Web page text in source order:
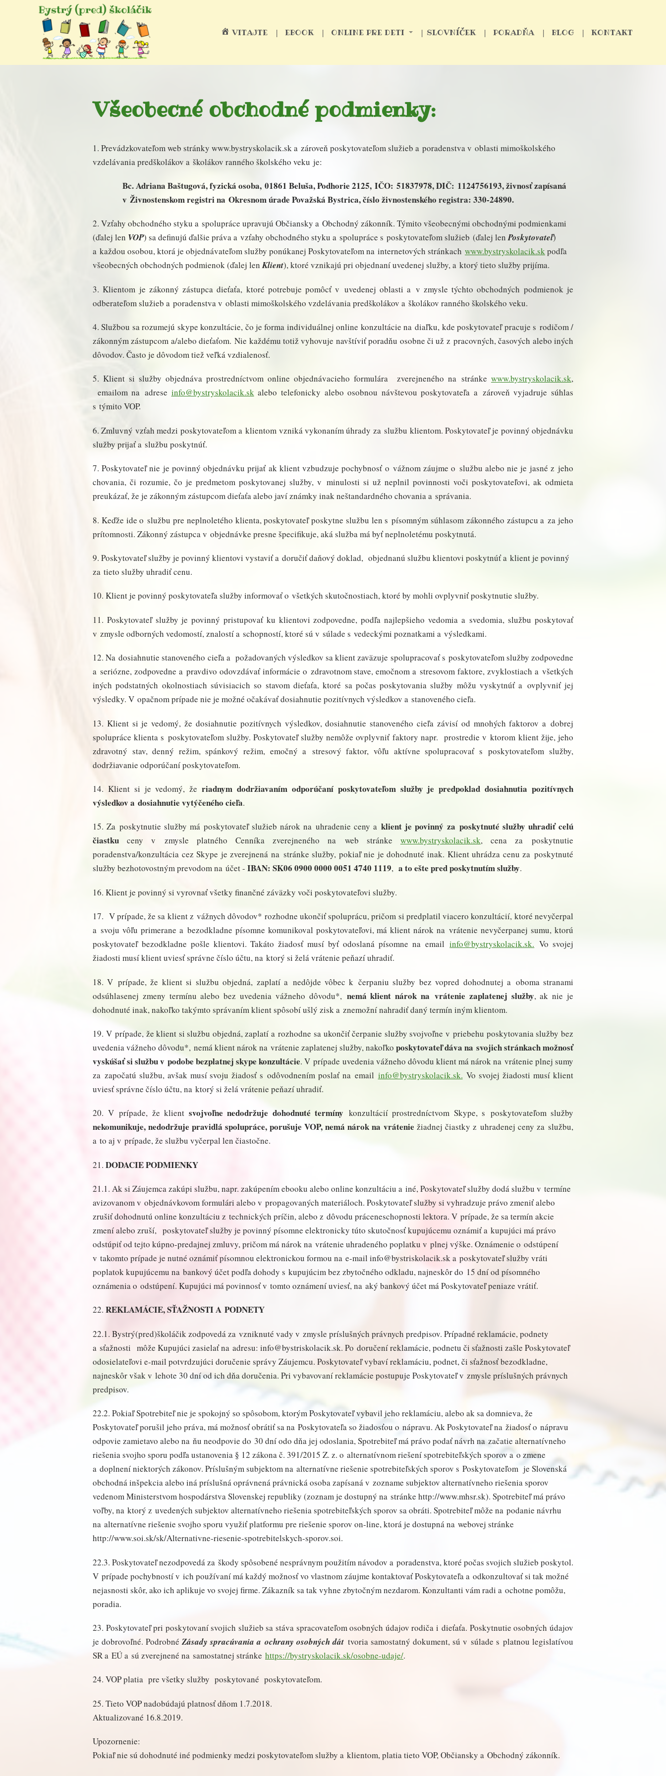
VITAJTE EBOOK ONLINE PRE DETI SLOVNÍČEK PORADŇA BLOG KONTAKT
Všeobecné obchodné podmienky:
1. Prevádzkovateľom web stránky www.bystryskolacik.sk a zároveň poskytovateľom služieb a poradenstva v oblasti mimoškolského
vzdelávania predškolákov a školákov ranného školského veku je:
Bc. Adriana Baštugová, fyzická osoba, 01861 Beluša, Podhorie 2125, IČO: 51837978, DIČ: 1124756193, živnosť zapísaná
v Živnostenskom registri na Okresnom úrade Považská Bystrica, číslo živnostenského registra: 330-24890.
2. Vzťahy obchodného styku a spolupráce upravujú Občiansky a Obchodný zákonník. Týmito všeobecnými obchodnými podmienkami
(ďalej len VOP) sa definujú ďalšie práva a vzťahy obchodného styku a spolupráce s poskytovateľom služieb (ďalej lenPoskytovateľ)
a každou osobou, ktorá je objednávateľom služby ponúkanej Poskytovateľom na internetových stránkach www.bystryskolacik.skpodľa
všeobecných obchodných podmienok (ďalej lenKlient), ktoré vznikajú pri objednaní uvedenej služby, a ktorý tieto služby prijíma.
3. Klientom je zákonný zástupca dieťaťa, ktoré potrebuje pomôcť v uvedenej oblasti a v zmysle týchto obchodných podmienok je
odberateľom služieb a poradenstva v oblasti mimoškolského vzdelávania predškolákov a školákov ranného školského veku.
4. Službou sa rozumejú skype konzultácie, čo je forma individuálnej online konzultácie na diaľku, kde poskytovateľ pracuje s rodičom /
zákonným zástupcom a/alebo dieťaťom. Nie každému totiž vyhovuje navštíviť poradňu osobne či už z pracovných, časových alebo iných
dôvodov. Často je dôvodom tiež veľká vzdialenosť.
5. Klient si služby objednáva prostredníctvom online objednávacieho formulára zverejneného na stránke www.bystryskolacik.sk,
emailom na adrese info@bystryskolacik.skalebo telefonicky alebo osobnou návštevou poskytovateľa a zároveň vyjadruje súhlas
s týmito VOP.
6. Zmluvný vzťah medzi poskytovateľom a klientom vzniká vykonaním úhrady za službu klientom. Poskytovateľ je povinný objednávku
služby prijať a službu poskytnúť.
7. Poskytovateľ nie je povinný objednávku prijať ak klient vzbudzuje pochybnosť o vážnom záujme o službu alebo nie je jasné z jeho
chovania, či rozumie, čo je predmetom poskytovanej služby, v minulosti si už neplnil povinnosti voči poskytovateľovi, ak odmieta
preukázať, že je zákonným zástupcom dieťaťa alebo javí známky inak neštandardného chovania a správania.
8. Keďže ide o službu pre neplnoletého klienta, poskytovateľ poskytne službu len s písomným súhlasom zákonného zástupcu a za jeho
prítomnosti. Zákonný zástupca v objednávke presne špecifikuje, aká služba má byť neplnoletému poskytnutá.
9. Poskytovateľ služby je povinný klientovi vystaviť a doručiť daňový doklad, objednanú službu klientovi poskytnúť a klient je povinný
za tieto služby uhradiť cenu.
10. Klient je povinný poskytovateľa služby informovať o všetkých skutočnostiach, ktoré by mohli ovplyvniť poskytnutie služby.
11. Poskytovateľ služby je povinný pristupovať ku klientovi zodpovedne, podľa najlepšieho vedomia a svedomia, službu poskytovať
v zmysle odborných vedomostí, znalostí a schopností, ktoré sú v súlade s vedeckými poznatkami a výsledkami.
12. Na dosiahnutie stanoveného cieľa a požadovaných výsledkov sa klient zaväzuje spolupracovať s poskytovateľom služby zodpovedne
a seriózne, zodpovedne a pravdivo odovzdávať informácie o zdravotnom stave, emočnom a stresovom faktore, zvyklostiach a všetkých
iných podstatných okolnostiach súvisiacich so stavom dieťaťa, ktoré sa počas poskytovania služby môžu vyskytnúť a ovplyvniť jej
výsledky. V opačnom prípade nie je možné očakávať dosiahnutie pozitívnych výsledkov a stanoveného cieľa.
13. Klient si je vedomý, že dosiahnutie pozitívnych výsledkov, dosiahnutie stanoveného cieľa závisí od mnohých faktorov a dobrej
spolupráce klienta s poskytovateľom služby. Poskytovateľ služby nemôže ovplyvniť faktory napr. prostredie v ktorom klient žije, jeho
zdravotný stav, denný režim, spánkový režim, emočný a stresový faktor, vôľu aktívne spolupracovať s poskytovateľom služby,
dodržiavanie odporúčaní poskytovateľom.
14. Klient si je vedomý, žeriadnym dodržiavaním odporúčaní poskytovateľom služby je predpoklad dosiahnutia pozitívnych
výsledkov a dosiahnutie vytýčeného cieľa.
15. Za poskytnutie služby má poskytovateľ služieb nárok na uhradenie ceny aklient je povinný za poskytnuté služby uhradiť celú
čiastku ceny v zmysle platného Cenníka zverejneného na web stránke www.bystryskolacik.sk, cena za poskytnutie
poradenstva/konzultácia cez Skype je zverejnená na stránke služby, pokiaľ nie je dohodnuté inak. Klient uhrádza cenu za poskytnuté
služby bezhotovostným prevodom na účet - IBAN: SK06 0900 0000 0051 4740 1119, a to ešte pred poskytnutím služby.
16. Klient je povinný si vyrovnať všetky finančné záväzky voči poskytovateľovi služby.
17. V prípade, že sa klient z vážnych dôvodov* rozhodne ukončiť spoluprácu, pričom si predplatil viacero konzultácií, ktoré nevyčerpal
a svoju vôľu primerane a bezodkladne písomne komunikoval poskytovateľovi, má klient nárok na vrátenie nevyčerpanej sumu, ktorú
poskytovateľ bezodkladne pošle klientovi. Takáto žiadosť musí byť odoslaná písomne na emailinfo@bystryskolacik.sk. Vo svojej
žiadosti musí klient uviesť správne číslo účtu, na ktorý si želá vrátenie peňazí uhradiť.
18. V prípade, že klient si službu objedná, zaplatí a nedôjde vôbec k čerpaniu služby bez vopred dohodnutej a oboma stranami
odsúhlasenej zmeny termínu alebo bez uvedenia vážneho dôvodu*, nemá klient nárok na vrátenie zaplatenej služby, ak nie je
dohodnuté inak, nakoľko takýmto správaním klient spôsobí ušlý zisk a znemožní nahradiť daný termín iným klientom.
19. V prípade, že klient si službu objedná, zaplatí a rozhodne sa ukončiť čerpanie služby svojvoľne v priebehu poskytovania služby bez
uvedenia vážneho dôvodu*, nemá klient nárok na vrátenie zaplatenej služby, nakoľko poskytovateľ dáva na svojich stránkach možnosť
vyskúšať si službu v podobe bezplatnej skype konzultácie. V prípade uvedenia vážneho dôvodu klient má nárok na vrátenie plnej sumy
za započatú službu, avšak musí svoju žiadosť s odôvodnením poslať na email info@bystryskolacik.sk. Vo svojej žiadosti musí klient
uviesť správne číslo účtu, na ktorý si želá vrátenie peňazí uhradiť.
20. V prípade, že klient svojvoľne nedodržuje dohodnuté termíny konzultácií prostredníctvom Skype, s poskytovateľom služby
nekomunikuje, nedodržuje pravidlá spolupráce, porušuje VOP, nemá nárok na vrátenie žiadnej čiastky z uhradenej ceny za službu,
a to aj v prípade, že službu vyčerpal len čiastočne.
21. DODACIE PODMIENKY
21.1. Ak si Záujemca zakúpi službu, napr. zakúpením ebooku alebo online konzultáciu a iné, Poskytovateľ služby dodá službu v termíne
avizovanom v objednávkovom formulári alebo v propagovaných materiáloch. Poskytovateľ služby si vyhradzuje právo zmeniť alebo
zrušiť dohodnutú online konzultáciu z technických príčin, alebo z dôvodu práceneschopnosti lektora. V prípade, že sa termín akcie
zmení alebo zruší, poskytovateľ služby je povinný písomne elektronicky túto skutočnosť kupujúcemu oznámiť a kupujúci má právo
odstúpiť od tejto kúpno-predajnej zmluvy, pričom má nárok na vrátenie uhradeného poplatku v plnej výške. Oznámenie o odstúpení
v takomto prípade je nutné oznámiť písomnou elektronickou formou na e-mail info@bystriskolacik.sk a poskytovateľ služby vráti
poplatok kupujúcemu na bankový účet podľa dohody s kupujúcim bez zbytočného odkladu, najneskôr do 15 dní od písomného
oznámenia o odstúpení. Kupujúci má povinnosť v tomto oznámení uviesť, na aký bankový účet má Poskytovateľ peniaze vrátiť.
22. REKLAMÁCIE, SŤAŽNOSTI A PODNETY
22.1. Bystrý(pred)školáčik zodpovedá za vzniknuté vady v zmysle príslušných právnych predpisov. Prípadné reklamácie, podnety
a sťažnosti môže Kupujúci zasielať na adresu: info@bystriskolacik.sk. Po doručení reklamácie, podnetu či sťažnosti zašle Poskytovateľ
odosielateľovi e-mail potvrdzujúci doručenie správy Záujemcu. Poskytovateľ vybaví reklamáciu, podnet, či sťažnosť bezodkladne,
najneskôr však v lehote 30 dní od ich dňa doručenia. Pri vybavovaní reklamácie postupuje Poskytovateľ v zmysle príslušných právnych
predpisov.
22.2. Pokiaľ Spotrebiteľ nie je spokojný so spôsobom, ktorým Poskytovateľ vybavil jeho reklamáciu, alebo ak sa domnieva, že
Poskytovateľ porušil jeho práva, má možnosť obrátiť sa na Poskytovateľa so žiadosťou o nápravu. Ak Poskytovateľ na žiadosť o nápravu
odpovie zamietavo alebo na ňu neodpovie do 30 dní odo dňa jej odoslania, Spotrebiteľ má právo podať návrh na začatie alternatívneho
riešenia svojho sporu podľa ustanovenia § 12 zákona č. 391/2015 Z. z. o alternatívnom riešení spotrebiteľských sporov a o zmene
a doplnení niektorých zákonov. Príslušným subjektom na alternatívne riešenie spotrebiteľských sporov s Poskytovateľom je Slovenská
obchodná inšpekcia alebo iná príslušná oprávnená právnická osoba zapísaná v zozname subjektov alternatívneho riešenia sporov
vedenom Ministerstvom hospodárstva Slovenskej republiky (zoznam je dostupný na stránke http://www.mhsr.sk). Spotrebiteľ má právo
voľby, na ktorý z uvedených subjektov alternatívneho riešenia spotrebiteľských sporov sa obráti. Spotrebiteľ môže na podanie návrhu
na alternatívne riešenie svojho sporu využiť platformu pre riešenie sporov on-line, ktorá je dostupná na webovej stránke
http://www.soi.sk/sk/Alternativne-riesenie-spotrebitelskych-sporov.soi.
22.3. Poskytovateľ nezodpovedá za škody spôsobené nesprávnym použitím návodov a poradenstva, ktoré počas svojich služieb poskytol.
V prípade pochybností v ich používaní má každý možnosť vo vlastnom záujme kontaktovať Poskytovateľa a odkonzultovať si tak možné
nejasnosti skôr, ako ich aplikuje vo svojej firme. Zákazník sa tak vyhne zbytočným nezdarom. Konzultanti vám radi a ochotne pomôžu,
poradia.
23. Poskytovateľ pri poskytovaní svojich služieb sa stáva spracovateľom osobných údajov rodiča i dieťaťa. Poskytnutie osobných údajov
je dobrovoľné. PodrobnéZásady spracúvania a ochrany osobných dát tvoria samostatný dokument, sú v súlade s platnou legislatívou
SR a EÚ a sú zverejnené na samostatnej stránke https://bystryskolacik.sk/osobne-udaje/.
24. VOP platia pre všetky služby poskytované poskytovateľom.
25. Tieto VOP nadobúdajú platnosť dňom 1.7.2018.
Aktualizované 16.8.2019.
Upozornenie:
Pokiaľ nie sú dohodnuté iné podmienky medzi poskytovateľom služby a klientom, platia tieto VOP, Občiansky a Obchodný zákonník.